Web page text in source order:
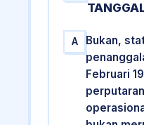
A
Bukan,
Februari